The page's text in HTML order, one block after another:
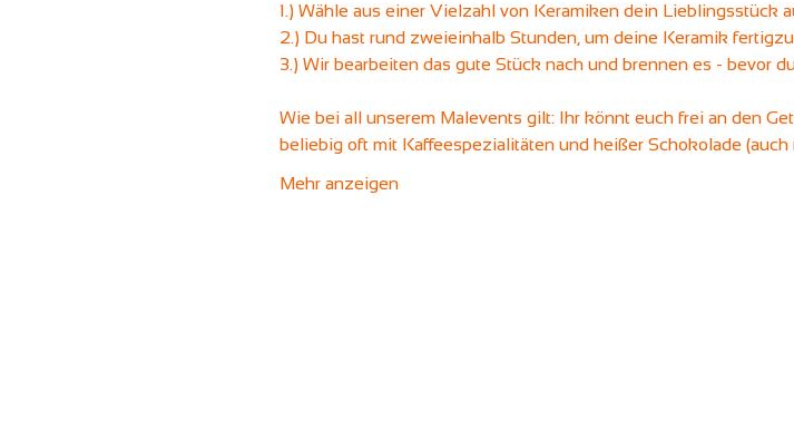
1.) Wähle aus einer Vielzahl von Keramiken dein Lieblingsstück
2.) Du hast rund zweieinhalb Stunden, um deine Keramik
3.) Wir bearbeiten das gute Stück nach und brennen es - bevor
Wie bei all unserem Malevents gilt: Ihr könnt euch frei an den
beliebig oft mit Kaffeespezialitäten und heißer Schokolade
Mehr anzeigen